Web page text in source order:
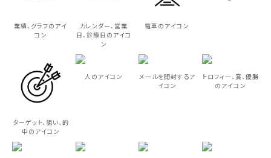
業績、グラフのアイ
コン
カレンダー、営業
日、診療日のアイコ
ン
電車のアイコン
ターゲット、狙い、的
中のアイコン
人のアイコン
メールを開封するア
イコン
トロフィー、賞、優勝
のアイコン